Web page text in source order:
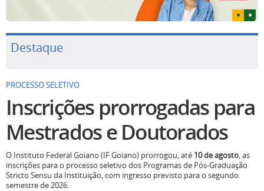
Destaque
PROCESSO SELETIVO
Inscrições prorrogadas para
Mestrados e Doutorados
O Instituto Federal Goiano (IF Goiano) prorrogou, até 10 de agosto, as
inscrições para o processo seletivo dos Programas de Pós-Graduação
Stricto Sensu da Instituição, com ingresso previsto para o segundo
semestre de 2026.